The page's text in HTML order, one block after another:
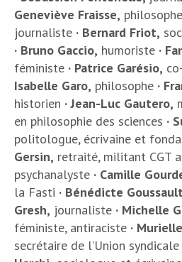
Geneviève Fraisse, philosophe
journaliste · Bernard Friot,
· Bruno Gaccio, humoriste ·
féministe · Patrice Garésio,
Isabelle Garo, philosophe ·
historien · Jean-Luc Gautero,
en philosophie des sciences ·
politologue, écrivaine et
Gersin, retraité, militant CGT
psychanalyste · Camille
la Fasti · Bénédicte Goussault
Gresh, journaliste · Michelle
féministe, antiraciste ·
secrétaire de l’Union